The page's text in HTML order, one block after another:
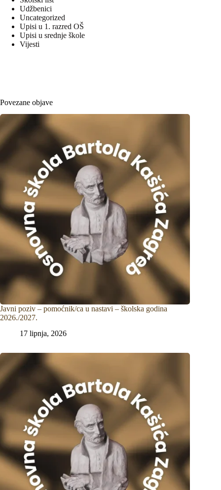
Udžbenici
Uncategorized
Upisi u 1. razred OŠ
Upisi u srednje škole
Vijesti
Povezane objave
Javni poziv – pomoćnik/ca u nastavi – školska godina
2026./2027.
17 lipnja, 2026